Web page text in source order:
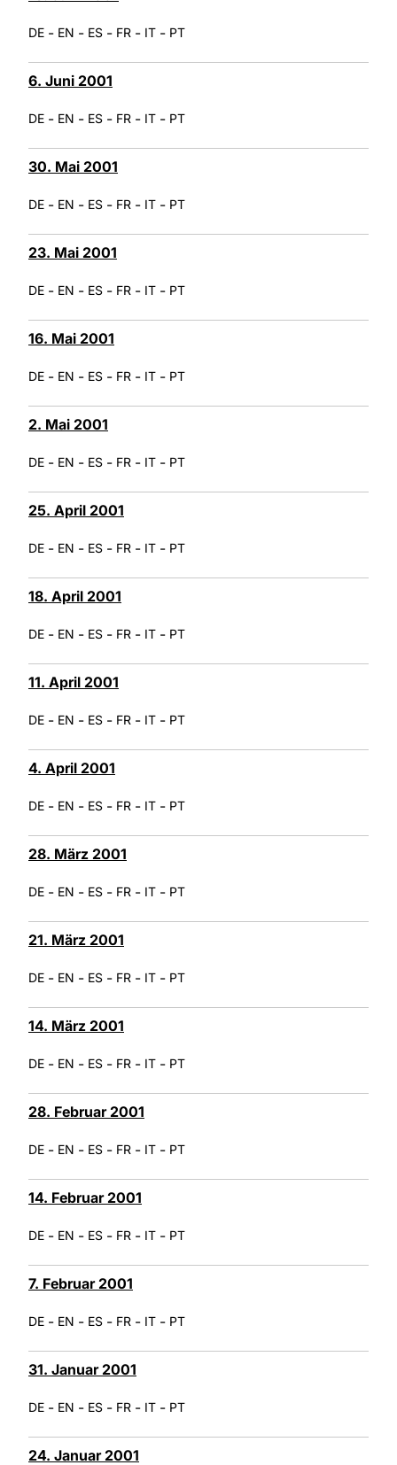
DE - EN - ES - FR - IT - PT
6. Juni 2001
DE - EN - ES - FR - IT - PT
30. Mai 2001
DE - EN - ES - FR - IT - PT
23. Mai 2001
DE - EN - ES - FR - IT - PT
16. Mai 2001
DE - EN - ES - FR - IT - PT
2. Mai 2001
DE - EN - ES - FR - IT - PT
25. April 2001
DE - EN - ES - FR - IT - PT
18. April 2001
DE - EN - ES - FR - IT - PT
11. April 2001
DE - EN - ES - FR - IT - PT
4. April 2001
DE - EN - ES - FR - IT - PT
28. März 2001
DE - EN - ES - FR - IT - PT
21. März 2001
DE - EN - ES - FR - IT - PT
14. März 2001
DE - EN - ES - FR - IT - PT
28. Februar 2001
DE - EN - ES - FR - IT - PT
14. Februar 2001
DE - EN - ES - FR - IT - PT
7. Februar 2001
DE - EN - ES - FR - IT - PT
31. Januar 2001
DE - EN - ES - FR - IT - PT
24. Januar 2001